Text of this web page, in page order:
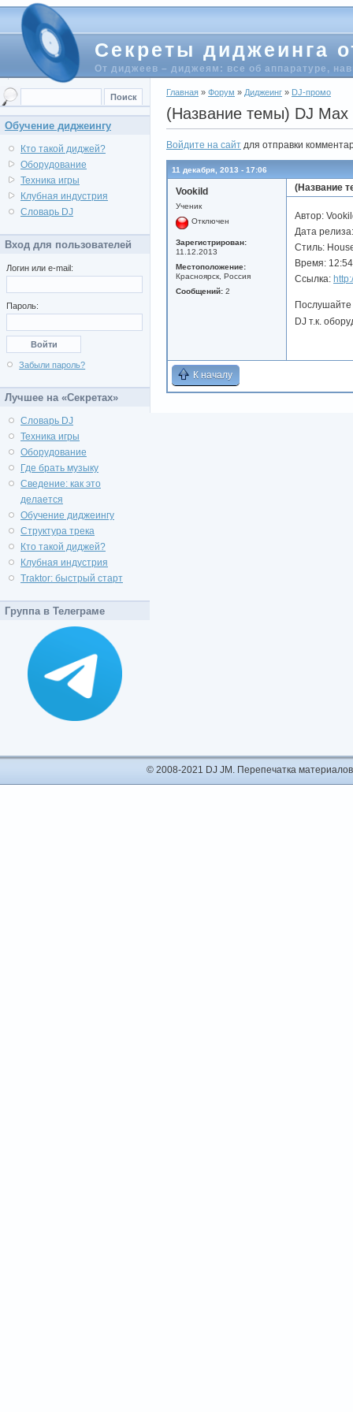
Секреты диджеинга
От диджеев – диджеям: все об аппаратуре,
Главная » Форум » Диджеинг » DJ-промо
(Название темы) DJ
Войдите на сайт для отправки
11 декабря, 2013 - 17:06
Vookild
Ученик
Отключен
Зарегистрирован:
11.12.2013
Местоположение:
Красноярск, Россия
Сообщений: 2
(Название
Автор:
Дата
Стиль:
Время: 12:54
Ссылка:
DJ т.к.
К началу
Обучение диджеингу
Кто такой диджей?
Оборудование
Техника игры
Клубная индустрия
Словарь DJ
Вход для пользователей
Логин или e-mail:
Пароль:
Забыли пароль?
Лучшее на «Секретах»
Словарь DJ
Техника игры
Оборудование
Где брать музыку
Сведение: как это
делается
Обучение диджеингу
Структура трека
Кто такой диджей?
Клубная индустрия
Traktor: быстрый старт
Группа в Телеграме
© 2008-2021 DJ JM. Перепечатка